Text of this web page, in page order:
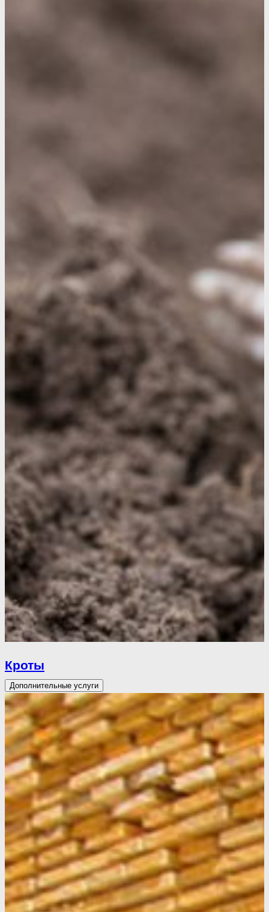
Кроты
Дополнительные услуги